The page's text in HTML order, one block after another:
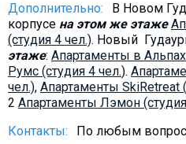
Дополнительно:
В Новом
корпусе на этом же этаже
(студия 4 чел.). Новый
этаже: Aпартаменты в
Румс (студия 4 чел.).
чел.), Апартаменты SkiRetreat
2 Aпартаменты Лэмон
Контакты:
По любым